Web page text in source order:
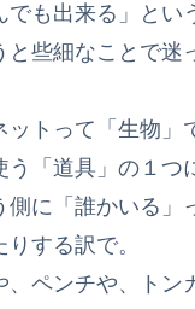
でも出来る」とい
些細なことで迷
ットって「生物」
「道具」の１つ
に「誰かいる」
する訳で。
ペンチや、トン